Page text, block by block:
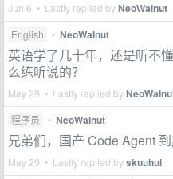
Jun 6 • Lastly replied byNeoWalnut
English • NeoWalnut
英语学了几十年，还是听不
么练听说的？
May 29 • Lastly replied by
程序员 • NeoWalnut
兄弟们，国产 Code Agent
May 29 • Lastly replied byskuuhui